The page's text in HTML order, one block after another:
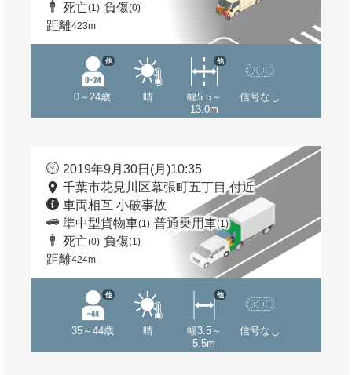
死亡(1) 負傷(0)
距離423m
0～24歳
他
晴
幅5.5～
13.0m
他
信号なし
2019年9月30日(月)10:35
千葉市花見川区幕張町五丁目 付近
車両相互 小破事故
準中型貨物車(1) 普通乗用車(1)
死亡(0) 負傷(1)
距離424m
35～44歳
他
晴
幅3.5～
5.5m
他
信号なし